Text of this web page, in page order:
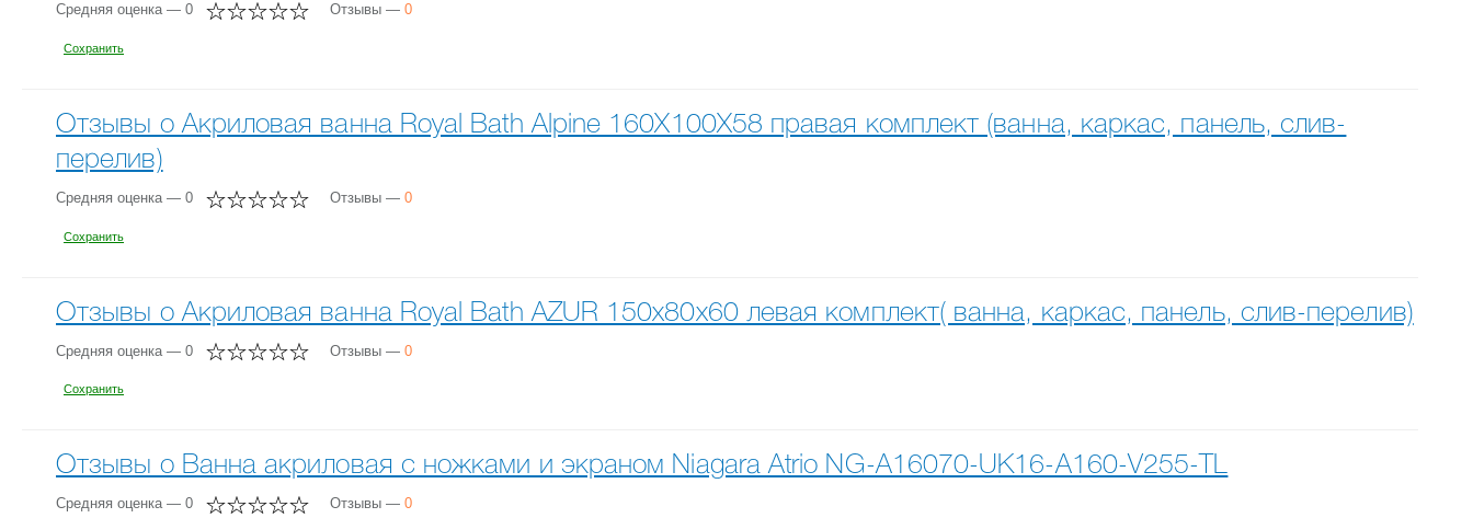
Средняя оценка — 0 Отзывы — 0
Сохранить
Отзывы о Акриловая ванна Royal Bath Alpine 160X100X58 правая комплект (ванна, каркас, панель, слив-
перелив)
Средняя оценка — 0 Отзывы — 0
Сохранить
Отзывы о Акриловая ванна Royal Bath AZUR 150x80x60 левая комплект( ванна, каркас, панель, слив-перелив)
Средняя оценка — 0 Отзывы — 0
Сохранить
Отзывы о Ванна акриловая с ножками и экраном Niagara Atrio NG-A16070-UK16-A160-V255-TL
Средняя оценка — 0 Отзывы — 0